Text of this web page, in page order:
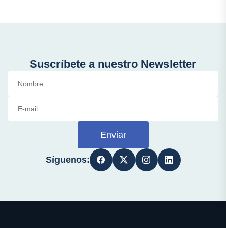
Suscríbete a nuestro Newsletter
Enviar
Síguenos: